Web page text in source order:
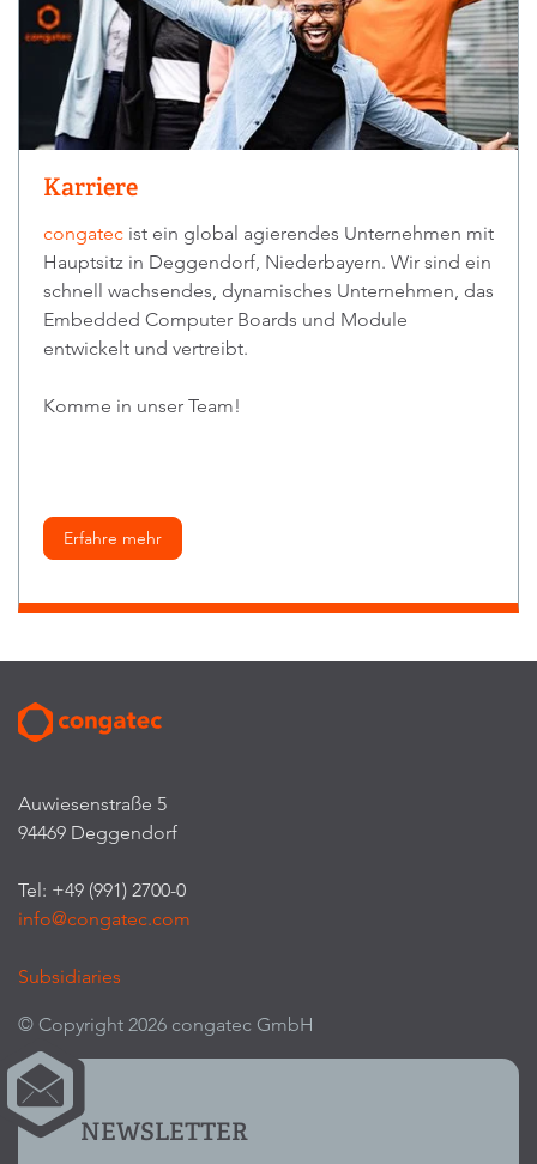
Karriere
congatec ist ein global agierendes Unternehmen mit
Hauptsitz in Deggendorf, Niederbayern. Wir sind ein
schnell wachsendes, dynamisches Unternehmen, das
Embedded Computer Boards und Module
entwickelt und vertreibt.
Komme in unser Team!
Erfahre mehr
Auwiesenstraße 5
94469 Deggendorf
Tel: +49 (991) 2700-0
info@congatec.com
Subsidiaries
© Copyright 2026 congatec GmbH
NEWSLETTER